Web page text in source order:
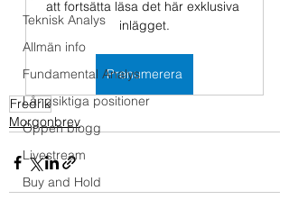
Teknisk Analys
Allmän info
Fundamental Analys
Långsiktiga positioner
Öppen blogg
Livestream
Buy and Hold
att fortsätta läsa det här exklusiva
inlägget.
Prenumerera
Fredrik
Morgonbrev